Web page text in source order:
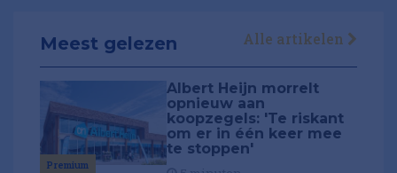
Meest gelezen Alle artikelen
Premium
Albert Heijn morrelt
opnieuw aan
koopzegels: 'Te riskant
om er in één keer mee
te stoppen'